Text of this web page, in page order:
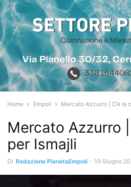
Home Empoli Mercato Azzurro | C’è la
Mercato Azzurro |
per Ismajli
Di Redazione PianetaEmpoli - 19 Giugno